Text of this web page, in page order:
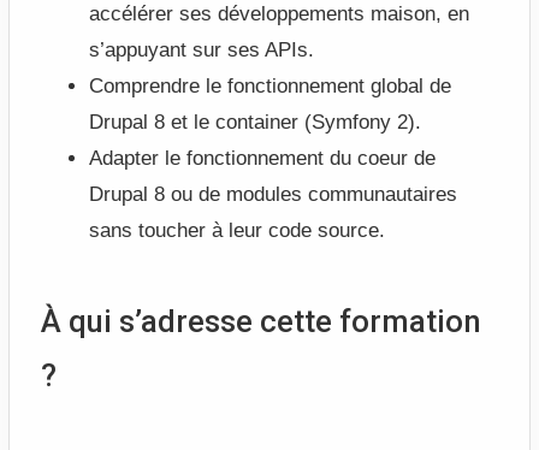
accélérer ses développements maison, en
s’appuyant sur ses APIs.
Comprendre le fonctionnement global de
Drupal 8 et le container (Symfony 2).
Adapter le fonctionnement du coeur de
Drupal 8 ou de modules communautaires
sans toucher à leur code source.
À qui s’adresse cette formation
?